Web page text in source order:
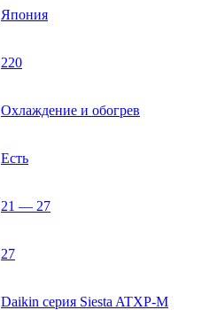
Япония
220
Охлаждение и обогрев
Есть
21 — 27
27
Daikin серия Siesta ATXP-M